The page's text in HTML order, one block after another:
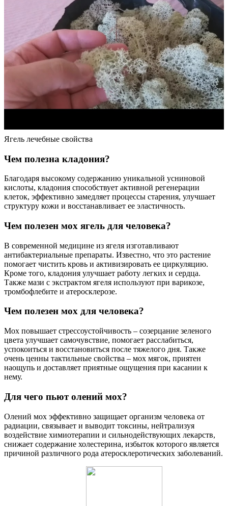
Ягель лечебные свойства
Чем полезна кладония?
Благодаря высокому содержанию уникальной усниновой
кислоты, кладония способствует активной регенерации
клеток, эффективно замедляет процессы старения, улучшает
структуру кожи и восстанавливает ее эластичность.
Чем полезен мох ягель для человека?
В современной медицине из ягеля изготавливают
антибактериальные препараты. Известно, что это растение
помогает чистить кровь и активизировать ее циркуляцию.
Кроме того, кладония улучшает работу легких и сердца.
Также мази с экстрактом ягеля используют при варикозе,
тромбофлебите и атеросклерозе.
Чем полезен мох для человека?
Мох повышает стрессоустойчивость – созерцание зеленого
цвета улучшает самочувствие, помогает расслабиться,
успокоиться и восстановиться после тяжелого дня. Также
очень ценны тактильные свойства – мох мягок, приятен
наощупь и доставляет приятные ощущения при касании к
нему.
Для чего пьют олений мох?
Олений мох эффективно защищает организм человека от
радиации, связывает и выводит токсины, нейтрализуя
воздействие химиотерапии и сильнодействующих лекарств,
снижает содержание холестерина, избыток которого является
причиной различного рода атеросклеротических заболеваний.